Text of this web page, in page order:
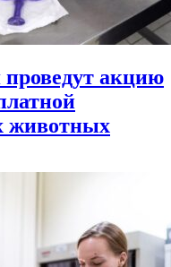
акцию
животных